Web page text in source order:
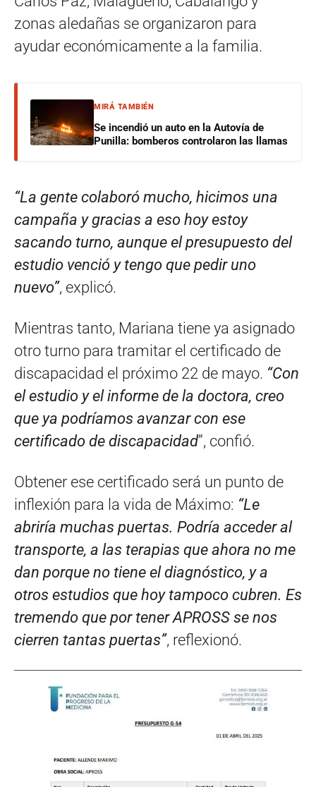
zonas aledañas se organizaron para
ayudar económicamente a la familia.
MIRÁ TAMBIÉN
Se incendió un auto en la Autovía de
Punilla: bomberos controlaron las llamas
“La gente colaboró mucho, hicimos una
campaña y gracias a eso hoy estoy
sacando turno, aunque el presupuesto del
estudio venció y tengo que pedir uno
nuevo”, explicó.
Mientras tanto, Mariana tiene ya asignado
otro turno para tramitar el certificado de
discapacidad el próximo 22 de mayo. “Con
el estudio y el informe de la doctora, creo
que ya podríamos avanzar con ese
certificado de discapacidad”, confió.
Obtener ese certificado será un punto de
inflexión para la vida de Máximo: “Le
abriría muchas puertas. Podría acceder al
transporte, a las terapias que ahora no me
dan porque no tiene el diagnóstico, y a
otros estudios que hoy tampoco cubren. Es
tremendo que por tener APROSS se nos
cierren tantas puertas”, reflexionó.